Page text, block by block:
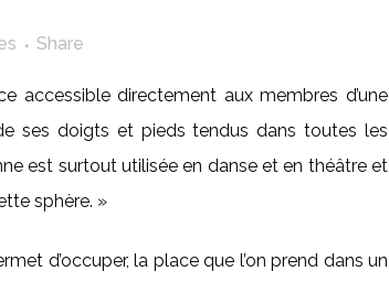
Share
accessible directement aux membres d’une
de ses doigts et pieds tendus dans toutes les
est surtout utilisée en danse et en théâtre et
sphère. »
d’occuper, la place que l’on prend dans un